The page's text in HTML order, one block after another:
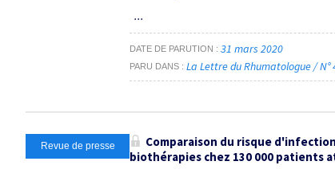
...
DATE DE PARUTION 31 mars 2020
PARU DANS La Lettre du Rhumatologue / N°
Revue de presse
Comparaison du risque
biothérapies chez 130 000 patients